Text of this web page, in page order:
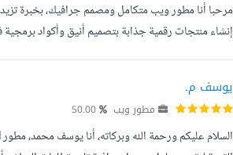
مرحبا أنا مطور ويب متكامل ومصمم جرافيك، بخبرة
إنشاء منتجات رقمية جذابة بتصميم أنيق وأكواد
يوسف م.
مطور ويب 50.00